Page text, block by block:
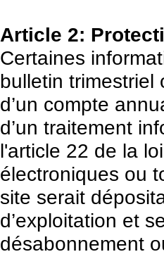
Article 2:
Certaines
bulletin trimestriel
d’un compte
d’un traitement
l'article 22 de la
électroniques ou
site serait
d’exploitation et
désabonnement